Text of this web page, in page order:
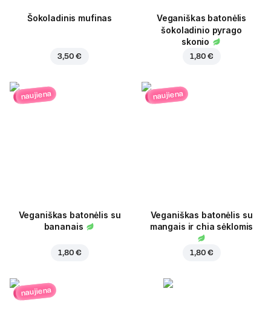
Šokoladinis mufinas
3,50 €
Veganiškas batonėlis
šokoladinio pyrago
skonio
1,80 €
naujiena
Veganiškas batonėlis su
bananais
1,80 €
naujiena
Veganiškas batonėlis su
mangais ir chia sėklomis
1,80 €
naujiena